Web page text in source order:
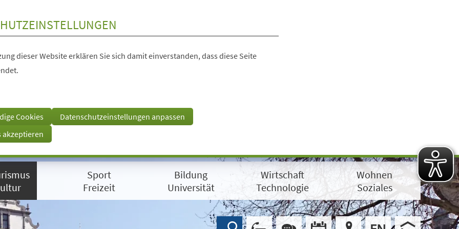
dieser Website erklären Sie sich damit einverstanden, dass diese Seite
Cookies
Datenschutzeinstellungen anpassen
akzeptieren
Sport
Freizeit
Bildung
Universität
Wirtschaft
Technologie
Wohnen
Soziales